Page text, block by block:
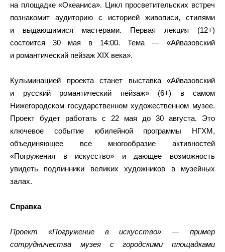
на площадке «Океаниса». Цикл просветительских встреч
познакомит аудиторию с историей живописи, стилями
и выдающимися мастерами. Первая лекция (12+)
состоится 30 мая в 14:00. Тема — «Айвазовский
и романтический пейзаж XIX века».
Кульминацией проекта станет выставка «Айвазовский
и русский романтический пейзаж» (6+) в самом
Нижегородском государственном художественном музее.
Проект будет работать с 22 мая до 30 августа. Это
ключевое событие юбилейной программы НГХМ,
объединяющее все многообразие активностей
«Погружения в искусство» и дающее возможность
увидеть подлинники великих художников в музейных
залах.
Справка
Проект «Погружение в искусство» — пример
сотрудничества музея с городскими площадками